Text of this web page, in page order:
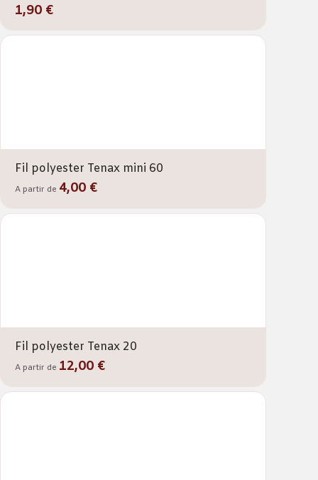
1,90 €
Fil polyester Tenax mini 60
A partir de 4,00 €
Fil polyester Tenax 20
A partir de 12,00 €